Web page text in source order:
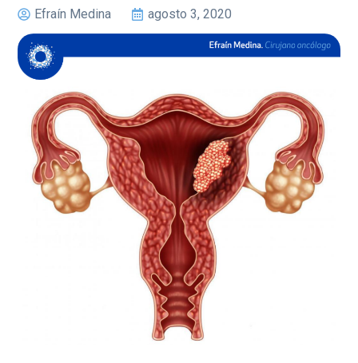
Efraín Medina agosto 3, 2020